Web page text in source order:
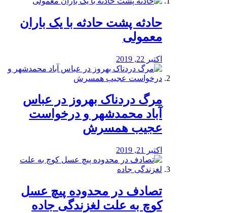
️حادثه پشت حادثه با یک باران
معمولی
اکتبر 22, 2019
مرگ دردناک بهروز در عباس
آباد محمدشهر و درخواست
عجیب همسرش
اکتبر 21, 2019
تصادف در محدوده پیچ عسل
کوچ به علت لغزندگی جاده